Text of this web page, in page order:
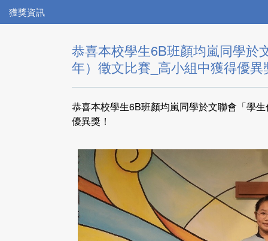
獲獎資訊
恭喜本校學生6B班顏均嵐同學於
年）徵文比賽_高小組中獲得優
恭喜本校學生6B班顏均嵐同學於文聯會「學
優異獎！